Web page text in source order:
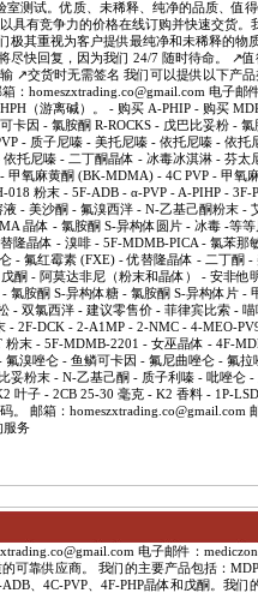
测试。优质、未稀释、纯净的品质、值
有竞争力的价格在线订购并快速交货。
其重视为客户提供最纯净和未稀释的物
尽快回复，因为我们 24/7 随时待命。 ↗️
↗️交货时无需签名 我们可以提供以下产
homeszxtrading.co@gmail.com 电子邮
（游离碱）。 - 购买 A-PHIP - 购买
卡因 - 氯胺酮 R-ROCKS - 戊巴比妥粉 -
- 质子尼嗪 - 美托尼嗪 - 依托尼嗪 - 依托
托尼嗪 - 二丁酮晶体 - 冰毒冰淇淋 - 芬太
氧麻黄酮 (BK-MDMA) - 4C PVP - 甲氧
粉末 - 5F-ADB - α-PVP - A-PIHP - 3F-
- 美沙酮 - 氟溴西泮 - N-乙基己酮粉末 -
晶体 - 氯胺酮 S-异构体圆片 - 冰毒 -等
隆晶体 - 溴啡 - 5F-MDMB-PICA - 氯苯那
- 氟红霉素 (FXE) - 优替隆晶体 - 二丁酮
酮 - 阿莫达非尼（粉末和晶体） - 安非他
胺酮 S-异构体糖 - 氯胺酮 S-异构体片 -
双氯西泮 - 建议零售价 - 菲律宾比索 -
2F-DCK - 2-A1MP - 2-NMC - 4-MEO-
末 - 5F-MDMB-2201 - 女巫晶体 - 4F-
溴唑仑 - 鱼鳞可卡因 - 氟尼曲唑仑 - 氟
粉末 - N-乙基己酮 - 质子利嗪 - 吡唑仑
叶子 - 2CB 25-30 毫克 - K2 香料 - 1P-
邮箱：homeszxtrading.co@gmail.com
服务
电子邮件：
靠供应商。 我们的主要产品包括：
、4C-PVP、4F-PHP晶体和戊酮。我们